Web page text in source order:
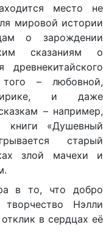
место не
мировой истории
о зарождении
сказаниям о
древнекитайского
– любовной,
и даже
– например,
книги «Душевный
старый
злой мачехи и
в то, что добро
Нэлли
в сердцах её